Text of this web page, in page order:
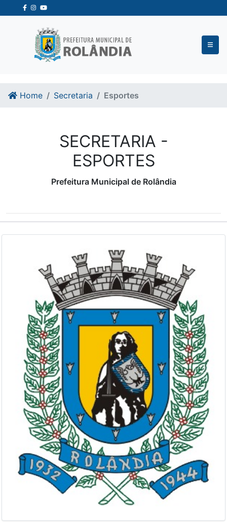
Ir para o conteudo
Ir para o fim do conteudo
Home Secretaria Esportes
SECRETARIA -
ESPORTES
Prefeitura Municipal de Rolândia